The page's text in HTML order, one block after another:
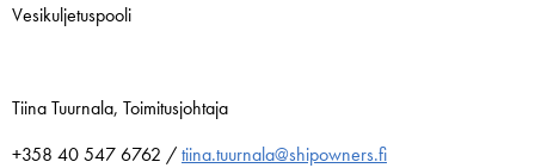
Vesikuljetuspooli
Tiina Tuurnala, Toimitusjohtaja
+358 40 547 6762 /tiina.tuurnala@shipowners.fi